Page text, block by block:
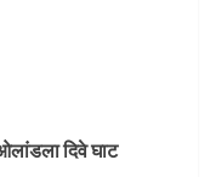
दिवे घाट